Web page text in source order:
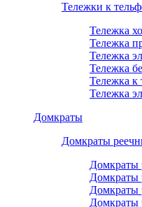
Тележки к
Тележка
Тележка
Тележка
Тележка
Тележка к
Тележка
Домкраты
Домкраты
Домкраты
Домкраты
Домкраты
Домкраты